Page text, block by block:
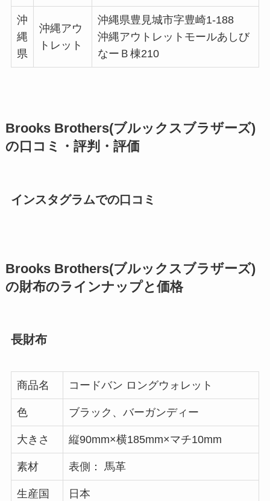
沖
縄
県
沖縄アウ
トレット
沖縄県豊見城市字豊崎1-188
沖縄アウトレットモールあしび
なーＢ棟210
Brooks Brothers(ブルックスブラザーズ)
の口コミ・評判・評価
インスタグラムでの口コミ
Brooks Brothers(ブルックスブラザーズ)
の財布のラインナップと価格
長財布
商品名 コードバン ロングウォレット
色 ブラック、バーガンディー
大きさ 縦90mm×横185mm×マチ10mm
素材 表側： 馬革
生産国 日本